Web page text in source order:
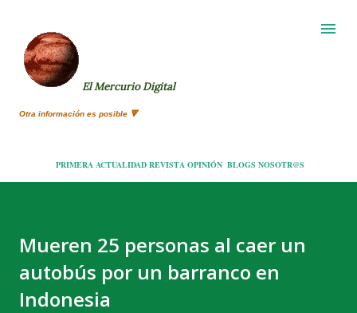
El Mercurio Digital
Otra información es posible 🔻
PRIMERA ACTUALIDAD REVISTA OPINIÓN BLOGS NOSOTR@S
Mueren 25 personas al caer un
autobús por un barranco en
Indonesia